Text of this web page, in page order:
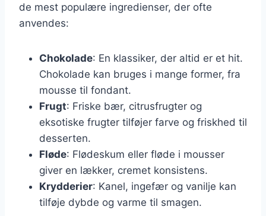
de mest populære ingredienser, der ofte
anvendes:
Chokolade: En klassiker, der altid er et hit.
Chokolade kan bruges i mange former, fra
mousse til fondant.
Frugt: Friske bær, citrusfrugter og
eksotiske frugter tilføjer farve og friskhed til
desserten.
Fløde: Flødeskum eller fløde i mousser
giver en lækker, cremet konsistens.
Krydderier: Kanel, ingefær og vanilje kan
tilføje dybde og varme til smagen.